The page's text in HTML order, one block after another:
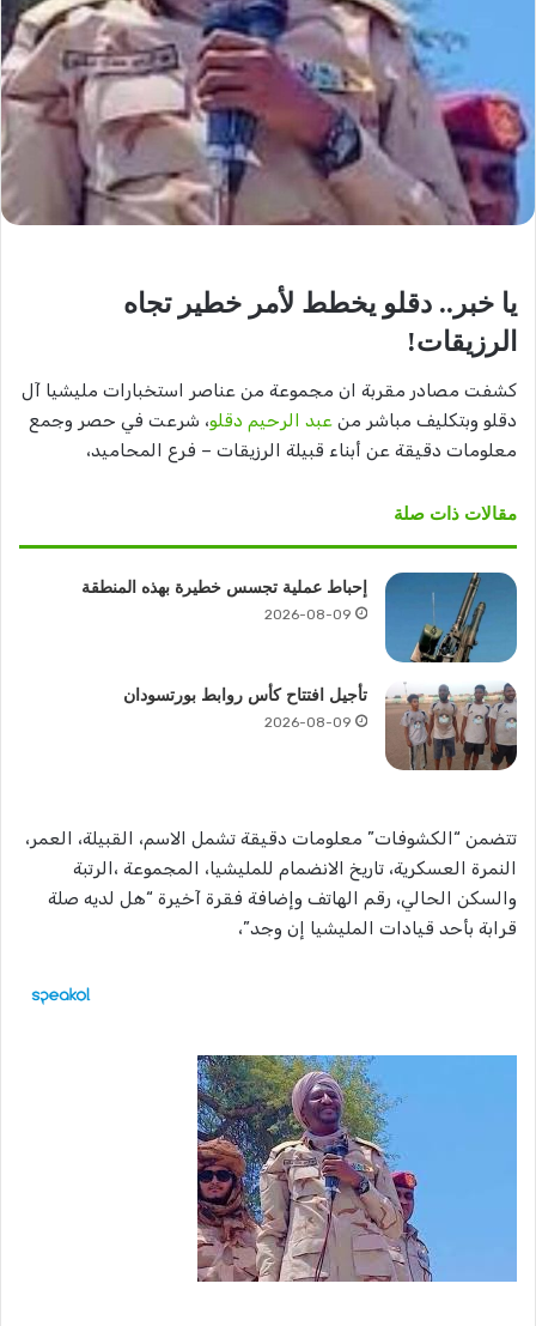
يا خبر.. دقلو يخطط لأمر خطير تجاه
الرزيقات!
كشفت مصادر مقربة ان مجموعة من عناصر استخبارات مليشيا آل
دقلو وبتكليف مباشر من عبد الرحيم دقلو، شرعت في حصر وجمع
معلومات دقيقة عن أبناء قبيلة الرزيقات – فرع المحاميد،
مقالات ذات صلة
إحباط عملية تجسس خطيرة بهذه المنطقة
2026-08-09
تأجيل افتتاح كأس روابط بورتسودان
2026-08-09
تتضمن “الكشوفات” معلومات دقيقة تشمل الاسم، القبيلة، العمر،
النمرة العسكرية، تاريخ الانضمام للمليشيا، المجموعة ،الرتبة
والسكن الحالي، رقم الهاتف وإضافة فقرة آخيرة “هل لديه صلة
قرابة بأحد قيادات المليشيا إن وجد”،